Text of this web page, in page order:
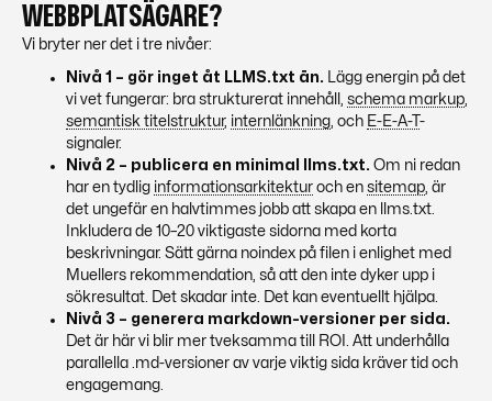
WEBBPLATSÄGARE?
Vi bryter ner det i tre nivåer:
Nivå 1 – gör inget åt LLMS.txt än. Lägg energin på det
vi vet fungerar: bra strukturerat innehåll, schema markup
semantisk titelstruktur, internlänkning , och E-E-A-T -
signaler.
Nivå 2 – publicera en minimal llms.txt. Om ni redan
har en tydlig informationsarkitektur och en sitemap , är
det ungefär en halvtimmes jobb att skapa en llms.txt.
Inkludera de 10–20 viktigaste sidorna med korta
beskrivningar. Sätt gärna noindex på filen i enlighet med
Muellers rekommendation, så att den inte dyker upp i
sökresultat. Det skadar inte. Det kan eventuellt hjälpa.
Nivå 3 – generera markdown-versioner per sida.
Det är här vi blir mer tveksamma till ROI. Att underhålla
parallella .md-versioner av varje viktig sida kräver tid och
engagemang.